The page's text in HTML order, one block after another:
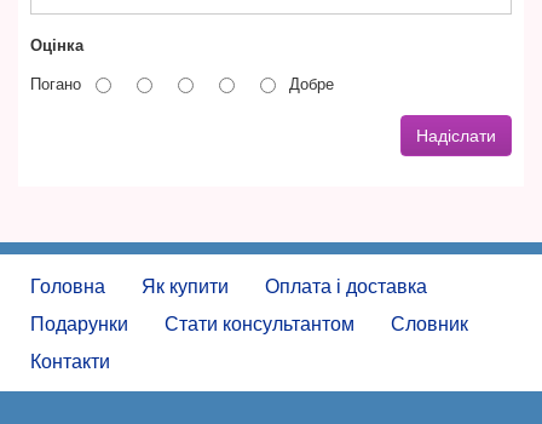
Оцінка
Погано Добре
Надіслати
Головна Як купити
Оплата і доставка
Подарунки
Стати консультантом
Словник
Контакти